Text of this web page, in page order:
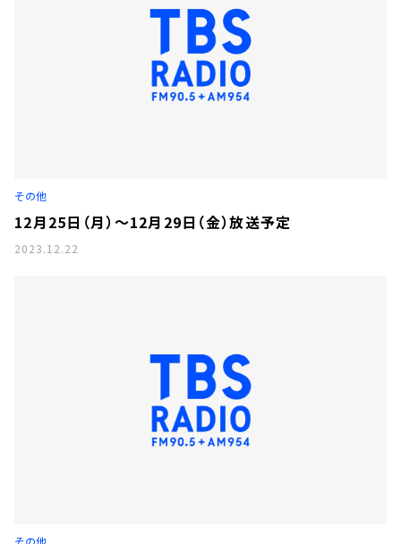
その他
12月25日（月）～12月29日（金）放送予定
2023.12.22
その他